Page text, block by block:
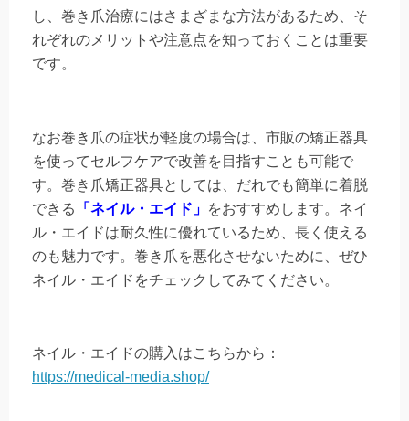
し、巻き爪治療にはさまざまな方法があるため、そ
れぞれのメリットや注意点を知っておくことは重要
です。
なお巻き爪の症状が軽度の場合は、市販の矯正器具
を使ってセルフケアで改善を目指すことも可能で
す。巻き爪矯正器具としては、だれでも簡単に着脱
できる
「ネイル・エイド」 をおすすめします。ネイ
ル・エイドは耐久性に優れているため、長く使える
のも魅力です。巻き爪を悪化させないために、ぜひ
ネイル・エイドをチェックしてみてください。
ネイル・エイドの購入はこちらから：
https://medical-media.shop/